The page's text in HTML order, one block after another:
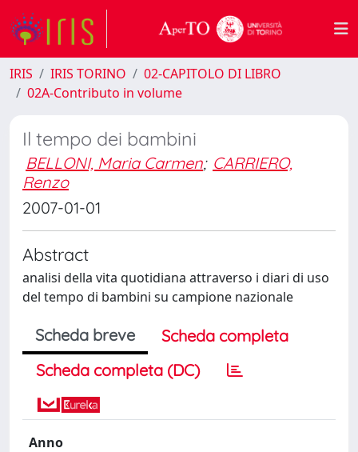
IRIS IRIS TORINO
02-CAPITOLO DI LIBRO
02A-Contributo in volume
Il tempo dei bambini
BELLONI, Maria Carmen; CARRIERO,
Renzo
2007-01-01
Abstract
analisi della vita quotidiana attraverso i diari di uso
del tempo di bambini su campione nazionale
Scheda breve
Scheda completa
Scheda completa (DC)
Anno